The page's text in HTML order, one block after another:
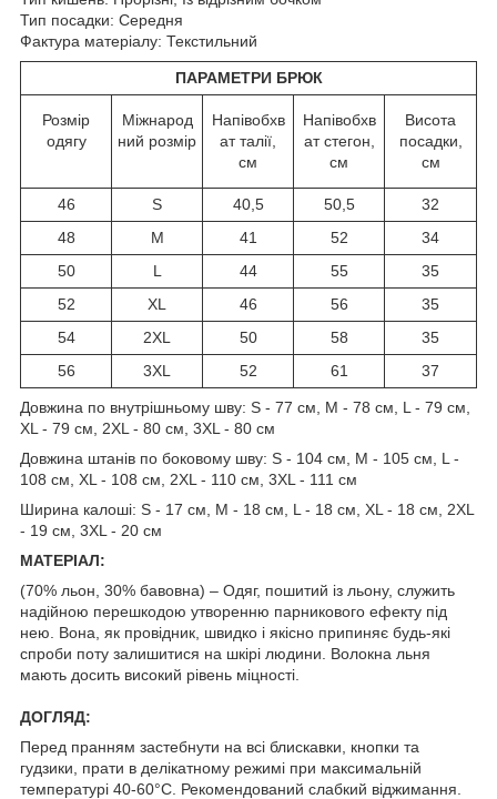
Тип посадки: Середня
Фактура матеріалу: Текстильний
ПАРАМЕТРИ БРЮК
Розмір
одягу
Міжнарод
ний розмір
Напівобхв
ат талії,
см
Напівобхв
ат стегон,
см
Висота
посадки,
см
46 S 40,5 50,5
32
48
M 41 52
34
50
L 44 55
35
52
XL 46 56
35
54
2XL 50 58
35
56
3XL 52 61 37
Довжина по внутрішньому шву: S - 77 см, M - 78 см, L - 79 см,
XL - 79 см, 2XL - 80 см, 3XL - 80 см
Довжина штанів по боковому шву: S - 104 см, M - 105 см, L -
108 см, XL - 108 см, 2XL - 110 см, 3XL - 111 см
Ширина калоші: S - 17 см, M - 18 см, L - 18 см, XL - 18 см, 2XL
- 19 см, 3XL - 20 см
МАТЕРІАЛ:
(70% льон, 30% бавовна) – Одяг, пошитий із льону, служить
надійною перешкодою утворенню парникового ефекту під
нею. Вона, як провідник, швидко і якісно припиняє будь-які
спроби поту залишитися на шкірі людини. Волокна льня
мають досить високий рівень міцності.
ДОГЛЯД:
Перед пранням застебнути на всі блискавки, кнопки та
гудзики, прати в делікатному режимі при максимальній
температурі 40-60°C. Рекомендований слабкий віджимання.